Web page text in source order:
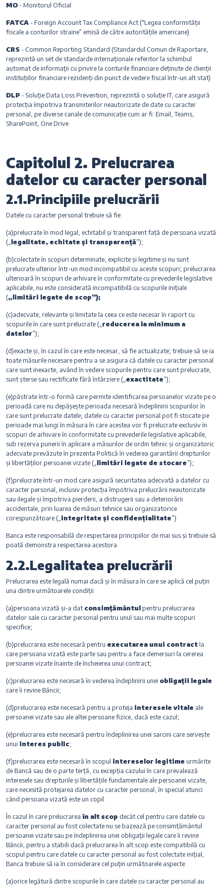
MO - Monitorul Oficial
FATCA - Foreign Account Tax Compliance Act (“Legea conformității
fiscale a conturilor straine” emisă de către autoritățile americane)
CRS - Common Reporting Standard (Standardul Comun de Raportare,
reprezintă un set de standarde internaționale referitor la schimbul
automat de informaţii cu privire la conturile financiare deținute de clienții
instituțiilor financiare rezidenți din punct de vedere fiscal într-un alt stat)
DLP - Soluție Data Loss Prevention, reprezintă o soluție IT, care asigură
protecția împotriva transmiterilor neautorizate de date cu caracter
personal, pe diverse canale de comunicație cum ar fi: Email, Teams,
SharePoint, One Drive
Capitolul 2. Prelucrarea
datelor cu caracter personal
2.1.Principiile prelucrării
Datele cu caracter personal trebuie să fie:
(a)prelucrate în mod legal, echitabil și transparent față de persoana vizată
(„ legalitate, echitate și transparență”);
(b)colectate în scopuri determinate, explicite și legitime și nu sunt
prelucrate ulterior într-un mod incompatibil cu aceste scopuri; prelucrarea
ulterioară în scopuri de arhivare în conformitate cu prevederile legislative
aplicabile, nu este considerată incompatibilă cu scopurile inițiale
(„limitări legate de scop”);
(c)adecvate, relevante și limitate la ceea ce este necesar în raport cu
scopurile în care sunt prelucrate („ reducerea la minimum a
datelor”);
(d)exacte și, în cazul în care este necesar, să fie actualizate; trebuie să se ia
toate măsurile necesare pentru a se asigura că datele cu caracter personal
care sunt inexacte, având în vedere scopurile pentru care sunt prelucrate,
sunt șterse sau rectificate fără întârziere („ exactitate”);
(e)păstrate într-o formă care permite identificarea persoanelor vizate pe o
perioadă care nu depășește perioada necesară îndeplinirii scopurilor în
care sunt prelucrate datele; datele cu caracter personal pot fi stocate pe
perioade mai lungi în măsura în care acestea vor fi prelucrate exclusiv în
scopuri de arhivare în conformitate cu prevederile legislative aplicabile,
sub rezerva punerii în aplicare a măsurilor de ordin tehnic și organizatoric
adecvate prevăzute în prezenta Politică în vederea garantării drepturilor
și libertăților persoanei vizate („ limitări legate de stocare”);
(f)prelucrate într-un mod care asigură securitatea adecvată a datelor cu
caracter personal, inclusiv protecția împotriva prelucrării neautorizate
sau ilegale și împotriva pierderii, a distrugerii sau a deteriorării
accidentale, prin luarea de măsuri tehnice sau organizatorice
corespunzătoare („ integritate și confidențialitate”).
Banca este responsabilă de respectarea principiilor de mai sus și trebuie să
poată demonstra respectarea acestora.
2.2.Legalitatea prelucrării
Prelucrarea este legală numai dacă și în măsura în care se aplică cel puțin
una dintre următoarele condiții:
(a)persoana vizată și-a dat consimțământulpentru prelucrarea
datelor sale cu caracter personal pentru unul sau mai multe scopuri
specifice;
(b)prelucrarea este necesară pentru executarea unui contractla
care persoana vizată este parte sau pentru a face demersuri la cererea
persoanei vizate înainte de încheierea unui contract;
(c)prelucrarea este necesară în vederea îndeplinirii unei obligații legale
care îi revine Băncii;
(d)prelucrarea este necesară pentru a proteja interesele vitale ale
persoanei vizate sau ale altei persoane fizice, dacă este cazul;
(e)prelucrarea este necesară pentru îndeplinirea unei sarcini care servește
unui interes public;
(f)prelucrarea este necesară în scopul intereselor legitime urmărite
de Bancă sau de o parte terță, cu excepția cazului în care prevalează
interesele sau drepturile și libertățile fundamentale ale persoanei vizate,
care necesită protejarea datelor cu caracter personal, în special atunci
când persoana vizată este un copil.
În cazul în care prelucrarea în alt scop decât cel pentru care datele cu
caracter personal au fost colectate nu se bazează pe consimțământul
persoanei vizate sau pe îndeplinirea unei obligaţii legale care îi revine
Băncii, pentru a stabili dacă prelucrarea în alt scop este compatibilă cu
scopul pentru care datele cu caracter personal au fost colectate inițial,
Banca trebuie să ia în considerare cel puţin următoarele aspecte:
(a)orice legătură dintre scopurile în care datele cu caracter personal au